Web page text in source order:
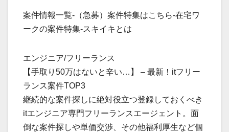
案件情報一覧-（急募）案件特集はこちら-在宅ワ
ークの案件特集-スキイキとは
エンジニア/フリーランス
【手取り50万はないと辛い…】 – 最新！itフリー
ランス案件TOP3
継続的な案件探しに絶対役立つ登録しておくべき
itエンジニア専門フリーランスエージェント。面
倒な案件探しや単価交渉、その他福利厚生など個